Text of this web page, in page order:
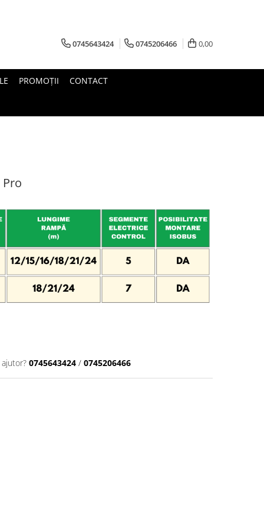
0745643424 0745206466 0,00
PROMOŢII CONTACT
0745643424 / 0745206466